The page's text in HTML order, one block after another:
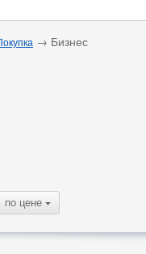
→ Бизнес
по цене {